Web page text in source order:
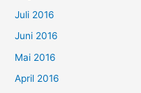
Juli 2016
Juni 2016
Mai 2016
April 2016